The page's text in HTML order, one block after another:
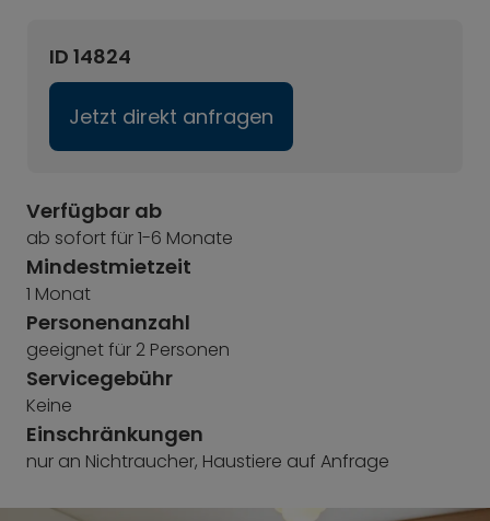
ID 14824
Jetzt direkt anfragen
Verfügbar ab
ab sofort für 1-6 Monate
Mindestmietzeit
1 Monat
Personenanzahl
geeignet für 2 Personen
Servicegebühr
Keine
Einschränkungen
nur an Nichtraucher, Haustiere auf Anfrage